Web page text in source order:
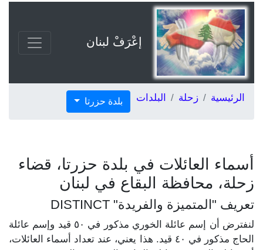
إعْرَفْ لبنان
الرئيسية زحلة البلدات بلدة حزرتا
أسماء العائلات في بلدة حزرتا، قضاء
زحلة، محافظة البقاع في لبنان
تعريف "المتميزة والفريدة" DISTINCT
لنفترض أن إسم عائلة الخوري مذكور في ٥٠ قيد وإسم عائلة
الحاج مذكور في ٤٠ قيد. هذا يعني، عند تعداد أسماء العائلات،